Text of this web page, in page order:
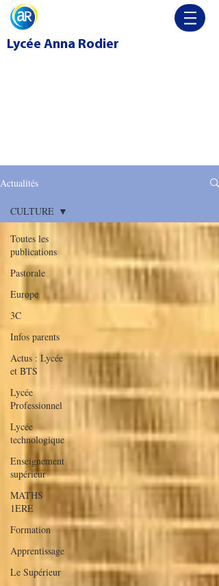
Lycée Anna Rodier
Actualités
Toutes les
publications
Pastorale
Europe
3C
Infos parents
Actus : Lycée
et BTS
Lycée
Professionnel
Lycée
technologique
Enseignement
supérieur
MATHS
1ERE
Formation
Apprentissage
Le Supérieur
CULTURE